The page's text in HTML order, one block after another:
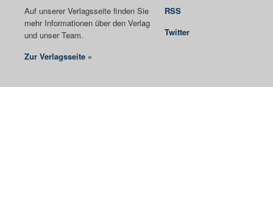
Auf unserer Verlagsseite finden Sie
mehr Informationen über den Verlag
und unser Team.
Zur Verlagsseite »
RSS
Twitter